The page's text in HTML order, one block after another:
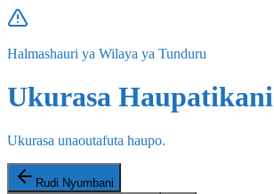
Halmashauri ya Wilaya ya Tunduru
Ukurasa Haupatikani
Ukurasa unaoutafuta haupo.
Rudi Nyumbani